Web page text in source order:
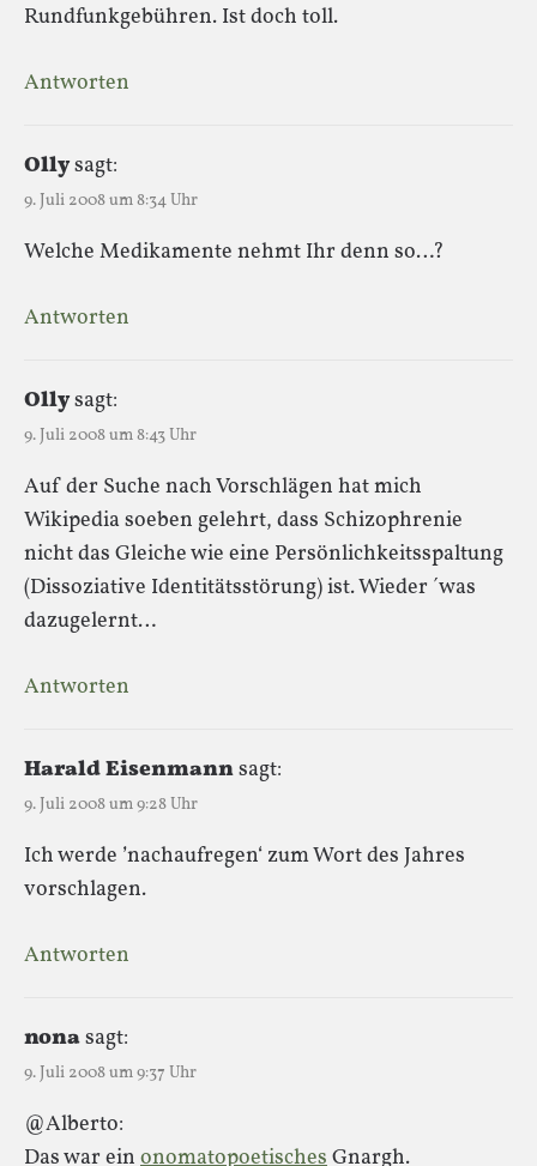
Rundfunkgebühren. Ist doch toll.
Antworten
Ollysagt:
9. Juli 2008 um 8:34 Uhr
Welche Medikamente nehmt Ihr denn so…?
Antworten
Ollysagt:
9. Juli 2008 um 8:43 Uhr
Auf der Suche nach Vorschlägen hat mich
Wikipedia soeben gelehrt, dass Schizophrenie
nicht das Gleiche wie eine Persönlichkeitsspaltung
(Dissoziative Identitätsstörung) ist. Wieder ´was
dazugelernt…
Antworten
Harald Eisenmannsagt:
9. Juli 2008 um 9:28 Uhr
Ich werde ’nachaufregen‘ zum Wort des Jahres
vorschlagen.
Antworten
nonasagt:
9. Juli 2008 um 9:37 Uhr
@Alberto:
Das war ein onomatopoetischesGnargh.